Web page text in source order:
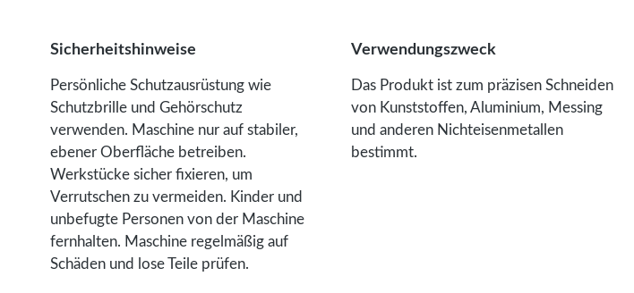
Sicherheitshinweise
Persönliche Schutzausrüstung wie
Schutzbrille und Gehörschutz
verwenden. Maschine nur auf stabiler,
ebener Oberfläche betreiben.
Werkstücke sicher fixieren, um
Verrutschen zu vermeiden. Kinder und
unbefugte Personen von der Maschine
fernhalten. Maschine regelmäßig auf
Schäden und lose Teile prüfen.
Verwendungszweck
Das Produkt ist zum präzisen Schneiden
von Kunststoffen, Aluminium, Messing
und anderen Nichteisenmetallen
bestimmt.